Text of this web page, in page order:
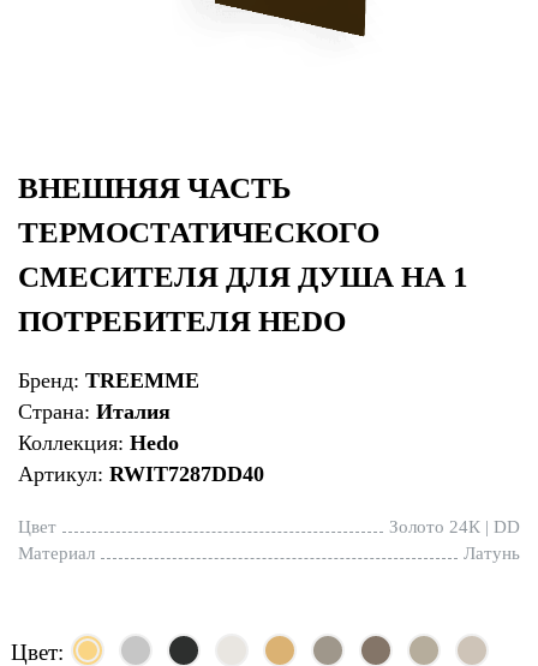
ВНЕШНЯЯ ЧАСТЬ
ТЕРМОСТАТИЧЕСКОГО
СМЕСИТЕЛЯ ДЛЯ ДУША НА 1
ПОТРЕБИТЕЛЯ HEDO
Бренд: TREEMME
Страна: Италия
Коллекция: Hedo
Артикул: RWIT7287DD40
Цвет
Золото 24К | DD
Материал
Латунь
Цвет: